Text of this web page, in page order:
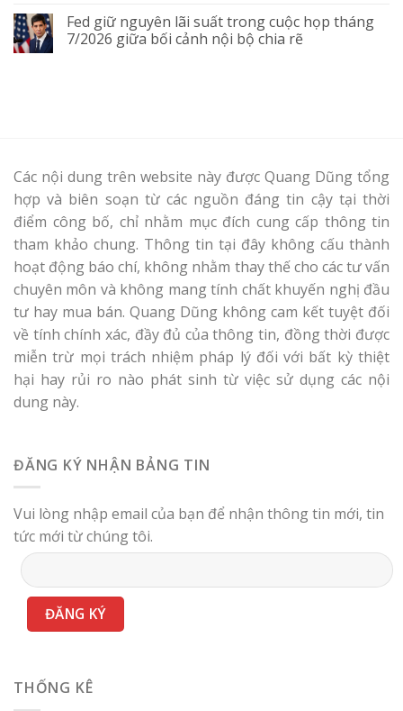
Fed giữ nguyên lãi suất trong cuộc họp tháng
7/2026 giữa bối cảnh nội bộ chia rẽ
Các nội dung trên website này được Quang Dũng tổng
hợp và biên soạn từ các nguồn đáng tin cậy tại thời
điểm công bố, chỉ nhằm mục đích cung cấp thông tin
tham khảo chung. Thông tin tại đây không cấu thành
hoạt động báo chí, không nhằm thay thế cho các tư vấn
chuyên môn và không mang tính chất khuyến nghị đầu
tư hay mua bán. Quang Dũng không cam kết tuyệt đối
về tính chính xác, đầy đủ của thông tin, đồng thời được
miễn trừ mọi trách nhiệm pháp lý đối với bất kỳ thiệt
hại hay rủi ro nào phát sinh từ việc sử dụng các nội
dung này.
ĐĂNG KÝ NHẬN BẢNG TIN
Vui lòng nhập email của bạn để nhận thông tin mới, tin
tức mới từ chúng tôi.
THỐNG KÊ